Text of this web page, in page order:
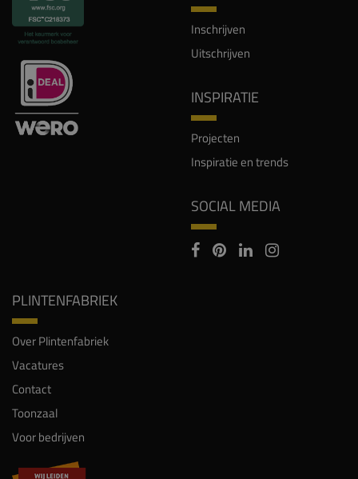
Inschrijven
Uitschrijven
INSPIRATIE
Projecten
Inspiratie en trends
SOCIAL MEDIA
PLINTENFABRIEK
Over Plintenfabriek
Vacatures
Contact
Toonzaal
Voor bedrijven